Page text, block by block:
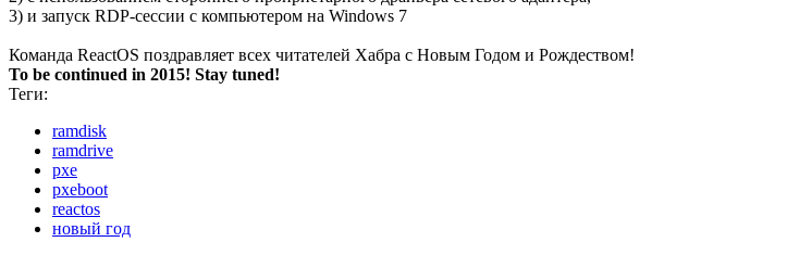
3) и запуск RDP-сессии с компьютером на Windows 7
Команда ReactOS поздравляет всех читателей Хабра с Новым Годом и Рождеством!
To be continued in 2015! Stay tuned!
Теги:
ramdisk
ramdrive
pxe
pxeboot
reactos
новый год